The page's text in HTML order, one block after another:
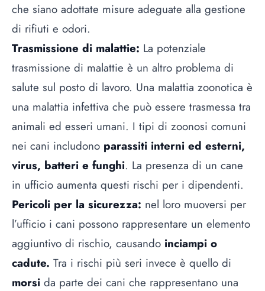
che siano adottate misure adeguate alla gestione
di rifiuti e odori.
Trasmissione di malattie: La potenziale
trasmissione di malattie è un altro problema di
salute sul posto di lavoro. Una malattia zoonotica è
una malattia infettiva che può essere trasmessa tra
animali ed esseri umani. I tipi di zoonosi comuni
nei cani includono parassiti interni ed esterni,
virus, batteri e funghi. La presenza di un cane
in ufficio aumenta questi rischi per i dipendenti.
Pericoli per la sicurezza: nel loro muoversi per
l’ufficio i cani possono rappresentare un elemento
aggiuntivo di rischio, causando inciampi o
cadute. Tra i rischi più seri invece è quello di
morsi da parte dei cani che rappresentano una